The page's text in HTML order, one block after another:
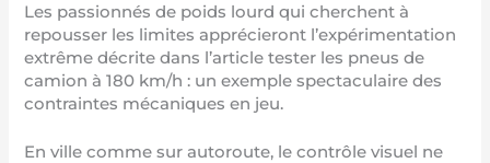
Les passionnés de poids lourd qui cherchent à
repousser les limites apprécieront l’expérimentation
extrême décrite dans l’articletester les pneus de
camion à 180 km/h : un exemple spectaculaire des
contraintes mécaniques en jeu.
En ville comme sur autoroute, le contrôle visuel ne